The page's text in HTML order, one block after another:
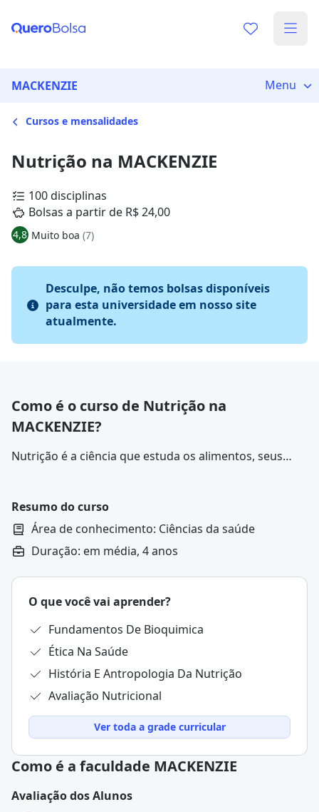
MACKENZIE Menu
Cursos e mensalidades
Nutrição na MACKENZIE
100 disciplinas
Bolsas a partir de R$ 24,00
4,8 Muito boa (7)
Desculpe, não temos bolsas disponíveis
para esta universidade em nosso site
atualmente.
Como é o curso de Nutrição na
MACKENZIE?
Nutrição é a ciência que estuda os alimentos, seus
papel de macronutrientes, micronutrientes e da
hidratação, além da relação entre dieta, estilo de vida
e prevenção de doenças.
Resumo do curso
Área de conhecimento: Ciências da saúde
Duração: em média, 4 anos
O que você vai aprender?
Fundamentos De Bioquimica
Ética Na Saúde
História E Antropologia Da Nutrição
Avaliação Nutricional
Ver toda a grade curricular
Como é a faculdade MACKENZIE
Avaliação dos Alunos